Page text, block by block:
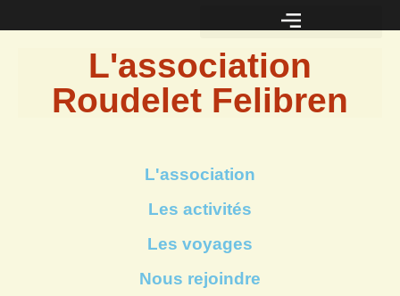
L'association
Roudelet Felibren
L'association
Les activités
Les voyages
Nous rejoindre